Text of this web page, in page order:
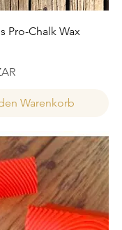
Pro-Chalk Wax
Warenkorb